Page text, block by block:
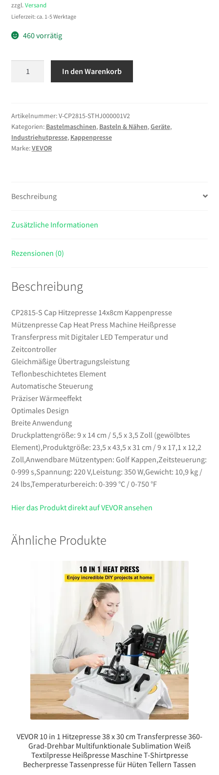
zzgl. Versand
Lieferzeit: ca. 1-5 Werktage
460 vorrätig
Hitzepresse
14x8cm
Kappenpresse
Mützenpresse
Machine
Transferpress
Digitaler
und
Menge
In den Warenkorb
Artikelnummer:V-CP2815-STHJ000001V2
Kategorien: Bastelmaschinen, Basteln & Nähen,Geräte,
Industriehutpresse, Kappenpresse
Marke:VEVOR
Beschreibung
Zusätzliche Informationen
Rezensionen (0)
Beschreibung
CP2815-S Cap Hitzepresse 14x8cm Kappenpresse
Mützenpresse Cap Heat Press Machine Heißpresse
Transferpress mit Digitaler LED Temperatur und
Zeitcontroller
Gleichmäßige Übertragungsleistung
Teflonbeschichtetes Element
Automatische Steuerung
Präziser Wärmeeffekt
Optimales Design
Breite Anwendung
Druckplattengröße: 9 x 14 cm / 5,5 x 3,5 Zoll (gewölbtes
Element),Produktgröße: 23,5 x 43,5 x 31 cm / 9 x 17,1 x 12,2
Zoll,Anwendbare Mützentypen: Golf Kappen,Zeitsteuerung:
0-999 s,Spannung: 220 V,Leistung: 350 W,Gewicht: 10,9 kg /
24 lbs,Temperaturbereich: 0-399 °C / 0-750 °F
Hier das Produkt direkt auf VEVOR ansehen
Ähnliche Produkte
VEVOR 10 in 1 Hitzepresse 38 x 30 cm Transferpresse 360-
Grad-Drehbar Multifunktionale Sublimation Weiß
Textilpresse Heißpresse Maschine T-Shirtpresse
Becherpresse Tassenpresse für Hüten Tellern Tassen